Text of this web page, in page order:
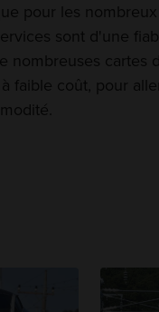
pour les
sont d'une
nombreuses cartes
faible coût, pour